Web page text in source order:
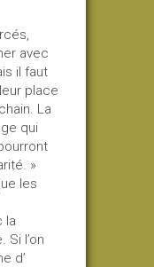
avec
il faut
place
La
qui
»
les
la
Si l’on
d’